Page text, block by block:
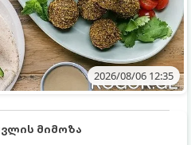
2026/08/06 12:35
მიმოზა